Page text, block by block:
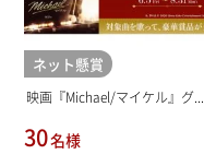
ネット懸賞
映画『Michael/マイケル』グ...
30名様